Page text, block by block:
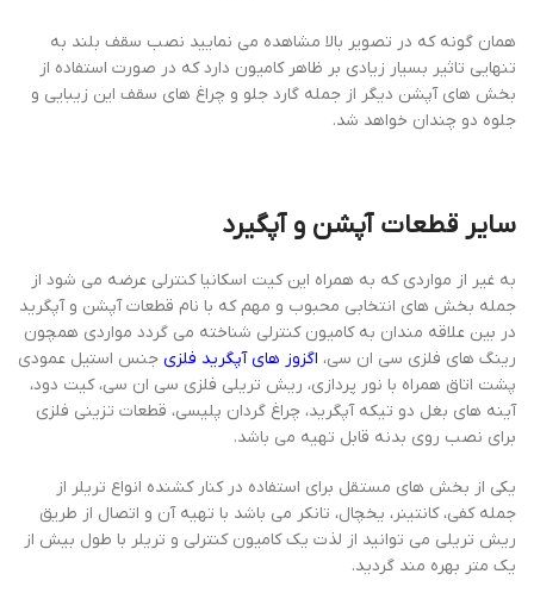
همان گونه که در تصویر بالا مشاهده می نمایید نصب سقف بلند به
تنهایی تاثیر بسیار زیادی بر ظاهر کامیون دارد که در صورت استفاده از
بخش های آپشن دیگر از جمله گارد جلو و چراغ های سقف این زیبایی و
جلوه دو چندان خواهد شد.
سایر قطعات آپشن و آپگیرد
به غیر از مواردی که به همراه این کیت اسکانیا کنترلی عرضه می شود از
جمله بخش های انتخابی محبوب و مهم که با نام قطعات آپشن و آپگرید
در بین علاقه مندان به کامیون کنترلی شناخته می گردد مواردی همچون
رینگ های فلزی سی ان سی، اگزوز های آپگرید فلزی جنس استیل عمودی
پشت اتاق همراه با نور پردازی، ریش تریلی فلزی سی ان سی، کیت دود،
آینه های بغل دو تیکه آپگرید، چراغ گردان پلیسی، قطعات تزینی فلزی
برای نصب روی بدنه قابل تهیه می باشد.
یکی از بخش های مستقل برای استفاده در کنار کشنده انواع تریلر از
جمله کفی، کانتینر، یخچال، تانکر می باشد با تهیه آن و اتصال از طریق
ریش تریلی می توانید از لذت یک کامیون کنترلی و تریلر با طول بیش از
یک متر بهره مند گردید.